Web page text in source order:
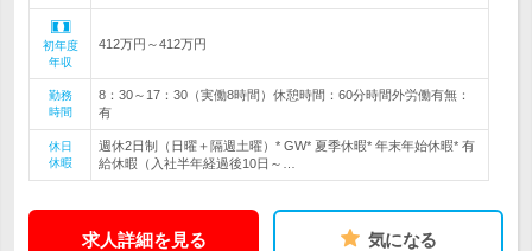
初年度
年収
412万円～412万円
勤務
時間
8：30～17：30（実働8時間）休憩時間：60分時間外労働有無：
有
休日
休暇
週休2日制（日曜＋隔週土曜）* GW* 夏季休暇* 年末年始休暇* 有
給休暇（入社半年経過後10日～…
求人詳細を見る 気になる